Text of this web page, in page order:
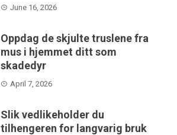
June 16, 2026
Oppdag de skjulte truslene fra
mus i hjemmet ditt som
skadedyr
April 7, 2026
Slik vedlikeholder du
tilhengeren for langvarig bruk